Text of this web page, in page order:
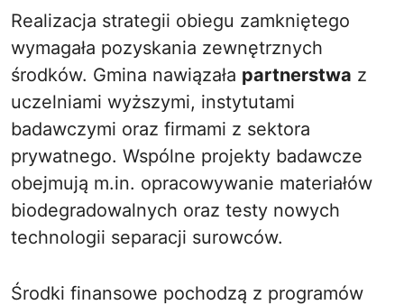
Realizacja strategii obiegu zamkniętego
wymagała pozyskania zewnętrznych
środków. Gmina nawiązała partnerstwa z
uczelniami wyższymi, instytutami
badawczymi oraz firmami z sektora
prywatnego. Wspólne projekty badawcze
obejmują m.in. opracowywanie materiałów
biodegradowalnych oraz testy nowych
technologii separacji surowców.
Środki finansowe pochodzą z programów